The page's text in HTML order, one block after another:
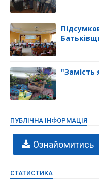
"Замість
ПУБЛІЧНА ІНФОРМАЦІЯ
Ознайомитись
СТАТИСТИКА